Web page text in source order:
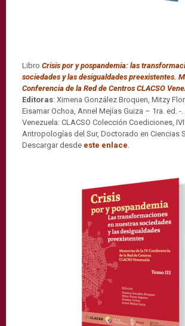
Libro Crisis por y pospandemia: las
sociedades y las desigualdades preexistentes.
Conferencia de la Red de Centros CLACSO
Editoras: Ximena González Broquen, Mitzy
Eisamar Ochoa, Annel Mejías Guiza – 1ra. ed. -
Venezuela: CLACSO Colección Coediciones,
Antropologías del Sur, Doctorado en Ciencias
Descargar desde este enlace.